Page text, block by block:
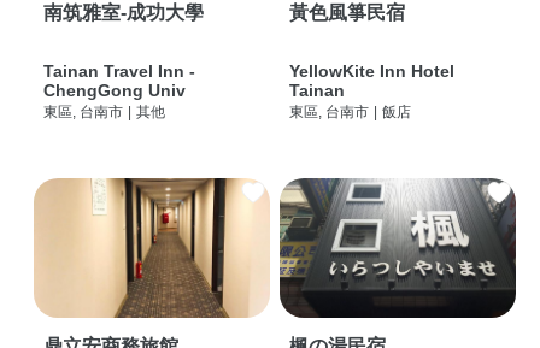
南筑雅室-成功大學
Tainan Travel Inn -
ChengGong Univ
東區, 台南市 | 其他
黃色風箏民宿
YellowKite Inn Hotel
Tainan
東區, 台南市 | 飯店